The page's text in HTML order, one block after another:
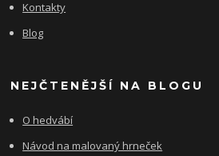
Kontakty
Blog
NEJČTENĚJŠÍ NA BLOGU
O hedvábí
Návod na malovaný hrneček